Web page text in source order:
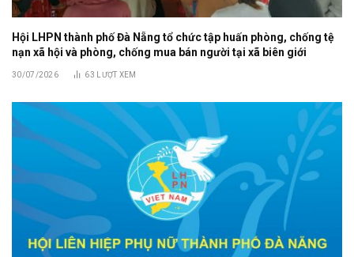
Hội LHPN thành phố Đà Nẵng tổ chức tập huấn phòng, chống tệ
nạn xã hội và phòng, chống mua bán người tại xã biên giới
30/07/2026 63 LƯỢT XEM